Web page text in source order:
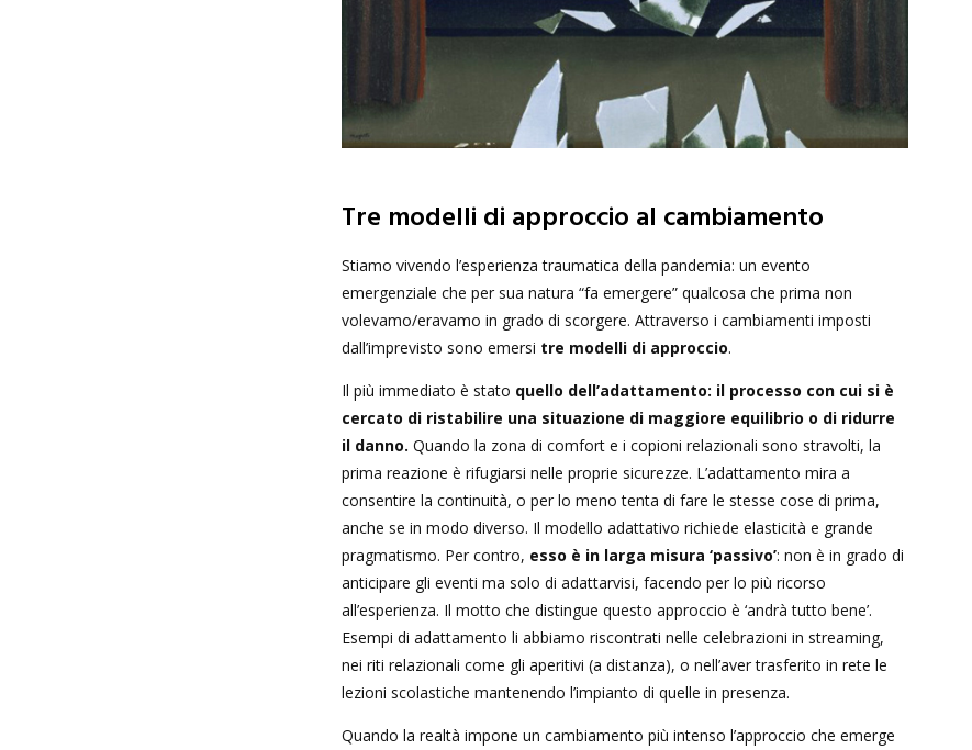
Tre modelli di approccio al cambiamento
Stiamo vivendo l’esperienza traumatica della pandemia: un evento
emergenziale che per sua natura “fa emergere” qualcosa che prima non
volevamo/eravamo in grado di scorgere. Attraverso i cambiamenti imposti
dall’imprevisto sono emersi tre modelli di approccio.
Il più immediato è stato quello dell’adattamento: il processo con cui si è
cercato di ristabilire una situazione di maggiore equilibrio o di ridurre
il danno. Quando la zona di comfort e i copioni relazionali sono stravolti, la
prima reazione è rifugiarsi nelle proprie sicurezze. L’adattamento mira a
consentire la continuità, o per lo meno tenta di fare le stesse cose di prima,
anche se in modo diverso. Il modello adattativo richiede elasticità e grande
pragmatismo. Per contro, esso è in larga misura ‘passivo’: non è in grado di
anticipare gli eventi ma solo di adattarvisi, facendo per lo più ricorso
all’esperienza. Il motto che distingue questo approccio è ‘andrà tutto bene’.
Esempi di adattamento li abbiamo riscontrati nelle celebrazioni in streaming,
nei riti relazionali come gli aperitivi (a distanza), o nell’aver trasferito in rete le
lezioni scolastiche mantenendo l’impianto di quelle in presenza.
Quando la realtà impone un cambiamento più intenso l’approccio che emerge